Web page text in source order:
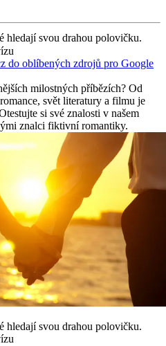
hledají svou drahou polovičku.
do oblíbených zdrojů pro Google
milostných příbězích? Od
svět literatury a filmu je
si své znalosti v našem
znalci fiktivní romantiky.
hledají svou drahou polovičku.